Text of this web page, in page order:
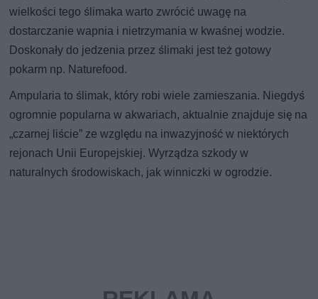
wielkości tego ślimaka warto zwrócić uwagę na
dostarczanie wapnia i nietrzymania w kwaśnej wodzie.
Doskonały do jedzenia przez ślimaki jest też gotowy
pokarm np. Naturefood.
Ampularia to ślimak, który robi wiele zamieszania. Niegdyś
ogromnie popularna w akwariach, aktualnie znajduje się na
„czarnej liście” ze względu na inwazyjność w niektórych
rejonach Unii Europejskiej. Wyrządza szkody w
naturalnych środowiskach, jak winniczki w ogrodzie.